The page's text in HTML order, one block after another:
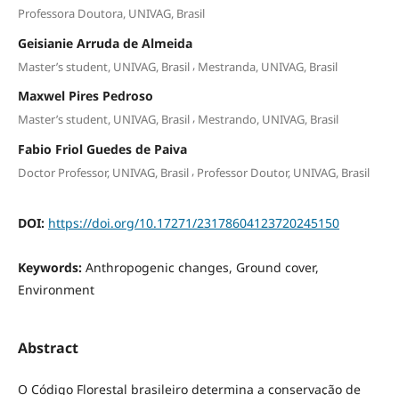
Professora Doutora, UNIVAG, Brasil
Geisianie Arruda de Almeida
Master’s student, UNIVAG, Brasil, Mestranda, UNIVAG, Brasil
Maxwel Pires Pedroso
Master’s student, UNIVAG, Brasil, Mestrando, UNIVAG, Brasil
Fabio Friol Guedes de Paiva
Doctor Professor, UNIVAG, Brasil, Professor Doutor, UNIVAG, Brasil
DOI: https://doi.org/10.17271/23178604123720245150
Keywords: Anthropogenic changes, Ground cover,
Environment
Abstract
O Código Florestal brasileiro determina a conservação de